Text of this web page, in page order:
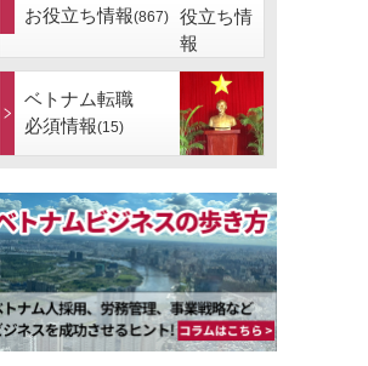
お役立ち情報(867)
ベトナム転職
必須情報(15)